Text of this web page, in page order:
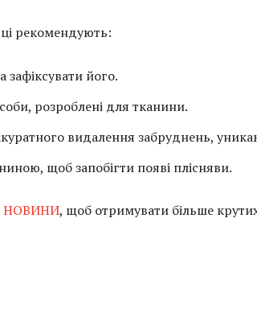
рекомендують:
зафіксувати його.
розроблені для тканини.
видалення забруднень,
щоб запобігти появі плісняви.
НОВИНИ, щоб отримувати більше